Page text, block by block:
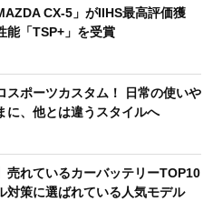
CX-5」がIIHS最高評価獲
「TSP+」を受賞
スポーツカスタム！ 日常の使いや
に、他とは違うスタイルへ
売れているカーバッテリーTOP10
対策に選ばれている人気モデル